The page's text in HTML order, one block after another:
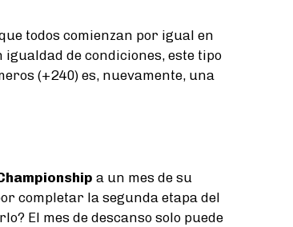
todos comienzan por igual en
de condiciones, este tipo
(+240) es, nuevamente, una
a un mes de su
completar la segunda etapa del
El mes de descanso solo puede